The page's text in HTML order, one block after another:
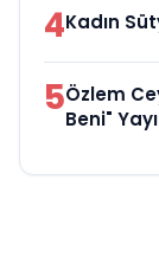
4Kadın
5Özlem
Beni"